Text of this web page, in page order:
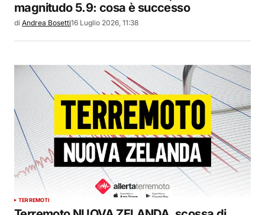
magnitudo 5.9: cosa è successo
di Andrea Bosetti16 Luglio 2026, 11:38
TERREMOTI